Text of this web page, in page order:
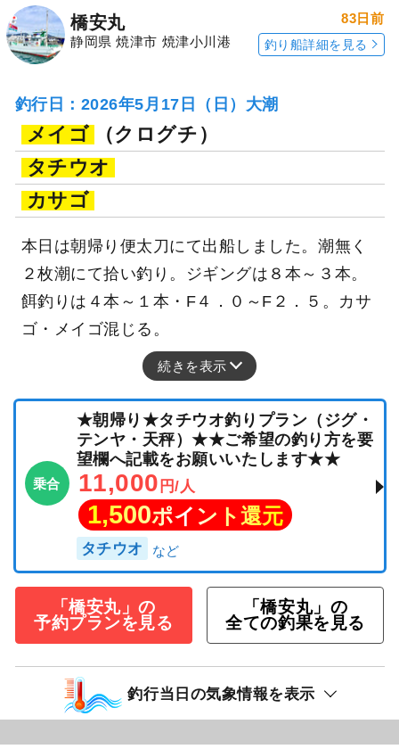
橋安丸
静岡県 焼津市 焼津小川港
83日前
釣り船詳細を見る
釣行日：2026年5月17日（日）大潮
メイゴ
（クログチ）
タチウオ
カサゴ
本日は朝帰り便太刀にて出船しました。潮無く
２枚潮にて拾い釣り。ジギングは８本～３本。
餌釣りは４本～１本・F４．０～F２．５。カサ
ゴ・メイゴ混じる。
続きを表示
乗合
★朝帰り★タチウオ釣りプラン（ジグ・
テンヤ・天秤）★★ご希望の釣り方を要
望欄へ記載をお願いいたします★★
11,000 円/人
1,500ポイント還元
タチウオ
「橋安丸」の
予約プランを見る
「橋安丸」の
全ての釣果を見る
釣行当日の気象情報を表示